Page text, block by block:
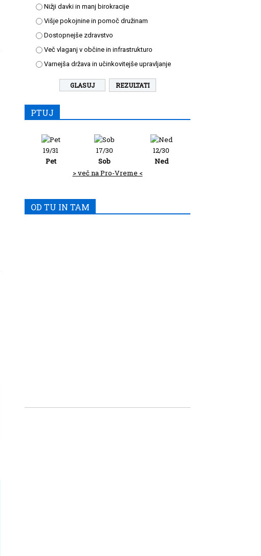
Nižji davki in manj birokracije
Višje pokojnine in pomoč družinam
Dostopnejše zdravstvo
Več vlaganj v občine in infrastrukturo
Varnejša država in učinkovitejše upravljanje
REZULTATI
PTUJ
19/31
Pet
17/30
Sob
12/30
Ned
> več na Pro-Vreme <
OD TU IN TAM